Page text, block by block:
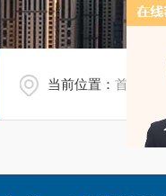
当前位置：首页